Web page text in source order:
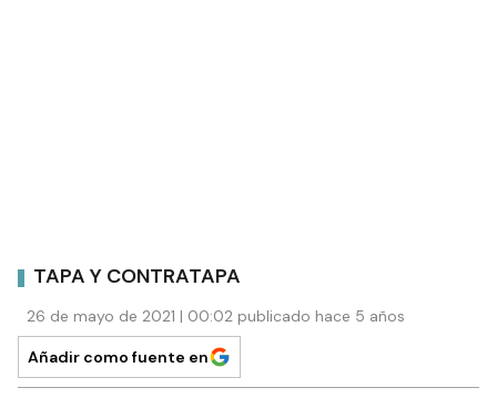
TAPA Y CONTRATAPA
26 de mayo de 2021 | 00:02 publicado hace 5 años
Añadir como fuente en